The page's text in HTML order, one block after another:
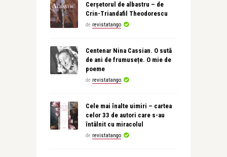
Cerșetorul de albastru – de
Crin-Triandafil Theodorescu
de revistatango
Centenar Nina Cassian. O sută
de ani de frumusețe. O mie de
poeme
de revistatango
Cele mai înalte uimiri – cartea
celor 33 de autori care s-au
întâlnit cu miracolul
de revistatango